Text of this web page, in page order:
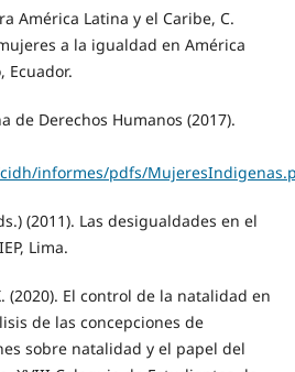
América Latina y el Caribe, C.
a la igualdad en América
Ecuador.
de Derechos Humanos (2017).
informes/pdfs/
(2011). Las desigualdades en el
Lima.
(2020). El control de la natalidad en
de las concepciones de
sobre natalidad y el papel del